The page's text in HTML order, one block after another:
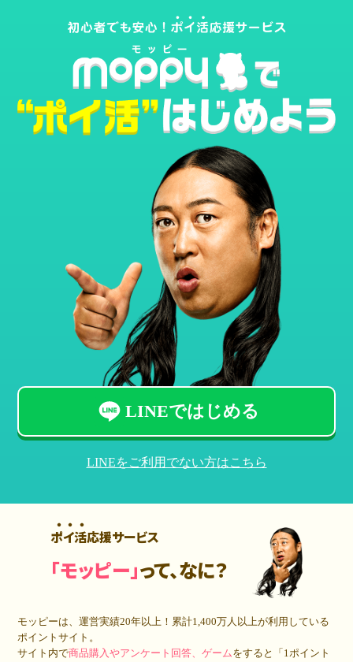
LINEではじめる
LINEをご利用でない方はこちら
ポイ活応援サービス
「モッピー」って、なに？
モッピーは、運営実績20年以上！累計1,400万人 以上が利用している
ポイントサイト。
サイト内で商品購入やアンケート回答、ゲームをすると「1ポイント